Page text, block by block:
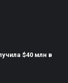
$40 млн в